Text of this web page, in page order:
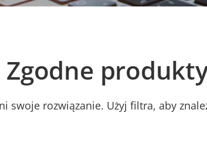
Zgodne
swoje rozwiązanie. Użyj filtra, aby